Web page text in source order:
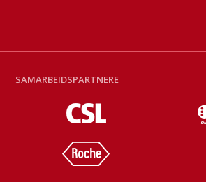
SAMARBEIDSPARTNERE